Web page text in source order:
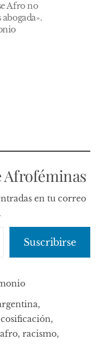
Afro no
Afroféminas
en tu correo
Suscribirse
,
cosificación,
, racismo,